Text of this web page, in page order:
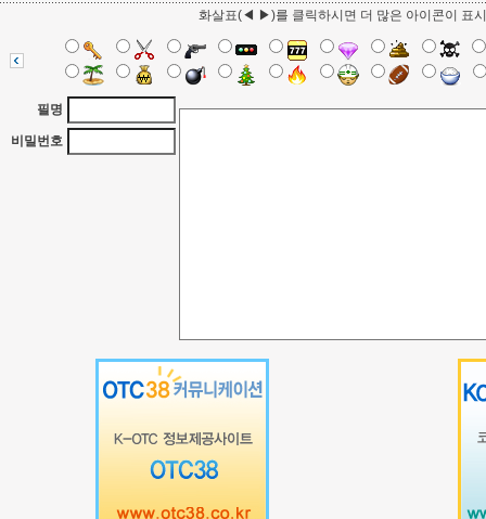
화살표(◀ ▶)를 클릭하시면 더 많은 아이콘이 표
필명
비밀번호